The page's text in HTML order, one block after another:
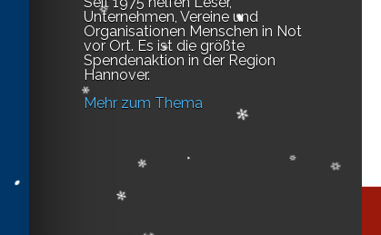
Unternehmen, Vereine und
Organisationen Menschen in Not
vor Ort. Es ist die größte
Spendenaktion in der Region
Hannover.
Mehr zum Thema